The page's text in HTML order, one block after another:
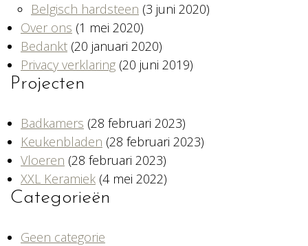
Belgisch hardsteen (3 juni 2020)
Over ons (1 mei 2020)
Bedankt (20 januari 2020)
Privacy verklaring (20 juni 2019)
Projecten
Badkamers (28 februari 2023)
Keukenbladen (28 februari 2023)
Vloeren (28 februari 2023)
XXL Keramiek (4 mei 2022)
Categorieën
Geen categorie